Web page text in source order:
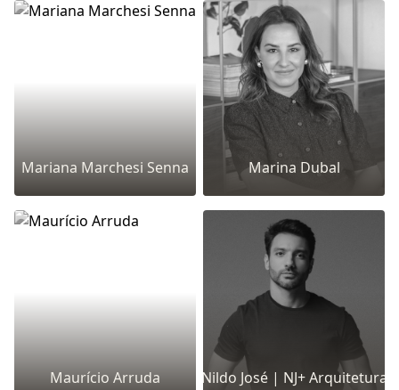
Mariana Marchesi Senna Marina Dubal
Maurício Arruda Nildo José | NJ+ Arquitetura